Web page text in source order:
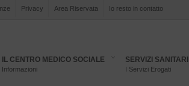
Privacy Area Riservata Io resto in contatto
IL CENTRO MEDICO SOCIALE
Informazioni
SERVIZI SANITARI
I Servizi Erogati